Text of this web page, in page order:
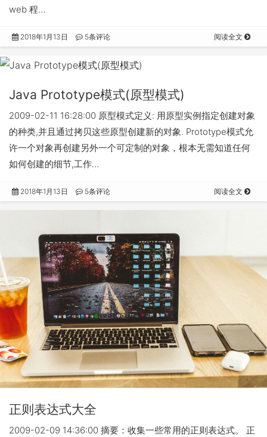
web 程…
2018年1月13日 5条评论 阅读全文
Java Prototype模式(原型模式)
2009-02-11 16:28:00 原型模式定义: 用原型实例指定创建对象
的种类,并且通过拷贝这些原型创建新的对象. Prototype模式允
许一个对象再创建另外一个可定制的对象，根本无需知道任何
如何创建的细节,工作…
2018年1月13日 5条评论 阅读全文
正则表达式大全
2009-02-09 14:36:00 摘要：收集一些常用的正则表达式。 正